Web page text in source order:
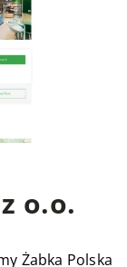
o.o.
Żabka Polska